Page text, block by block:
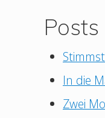
Posts
In die
Zwei